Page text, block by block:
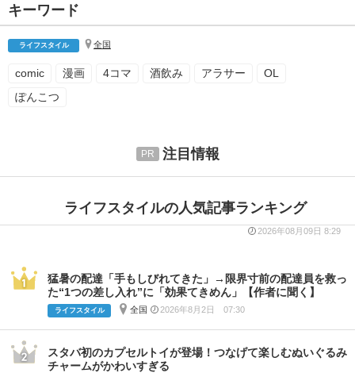
キーワード
ライフスタイル 全国
comic 漫画 4コマ 酒飲み アラサー
OL
ぽんこつ
注目情報
ライフスタイルの人気記事ランキング
2026年08月09日 8:29
猛暑の配達「手もしびれてきた」→限界寸前の配達員を救っ
た“1つの差し入れ”に「効果てきめん」【作者に聞く】
ライフスタイル 全国 2026年8月2日 07:30
スタバ初のカプセルトイが登場！つなげて楽しむぬいぐるみ
チャームがかわいすぎる